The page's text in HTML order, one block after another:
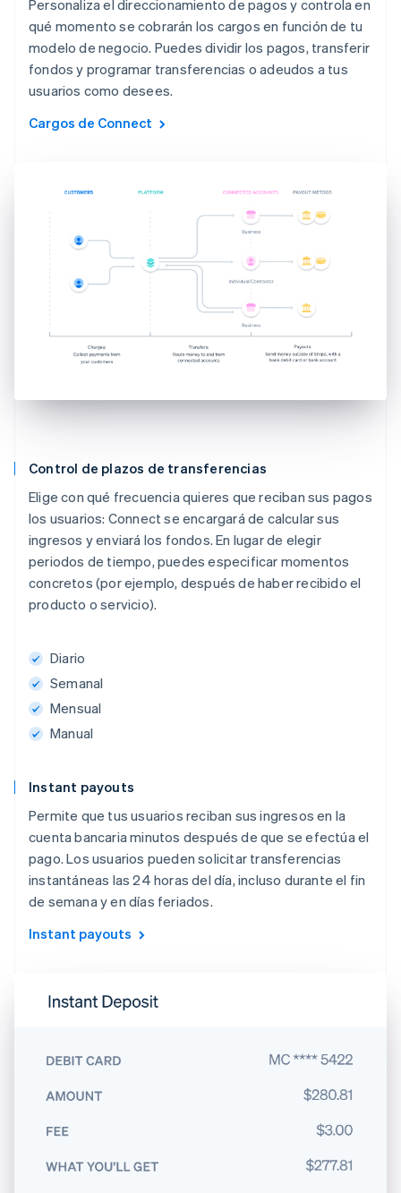
Personaliza el direccionamiento de pagos y controla en
qué momento se cobrarán los cargos en función de tu
modelo de negocio. Puedes dividir los pagos, transferir
fondos y programar transferencias o adeudos a tus
usuarios como desees.
Cargos de Connect
Control de plazos de transferencias
Elige con qué frecuencia quieres que reciban sus pagos
los usuarios: Connect se encargará de calcular sus
ingresos y enviará los fondos. En lugar de elegir
periodos de tiempo, puedes especificar momentos
concretos (por ejemplo, después de haber recibido el
producto o servicio).
Diario
Semanal
Mensual
Manual
Instant payouts
Permite que tus usuarios reciban sus ingresos en la
cuenta bancaria minutos después de que se efectúa el
pago. Los usuarios pueden solicitar transferencias
instantáneas las 24 horas del día, incluso durante el fin
de semana y en días feriados.
Instant payouts